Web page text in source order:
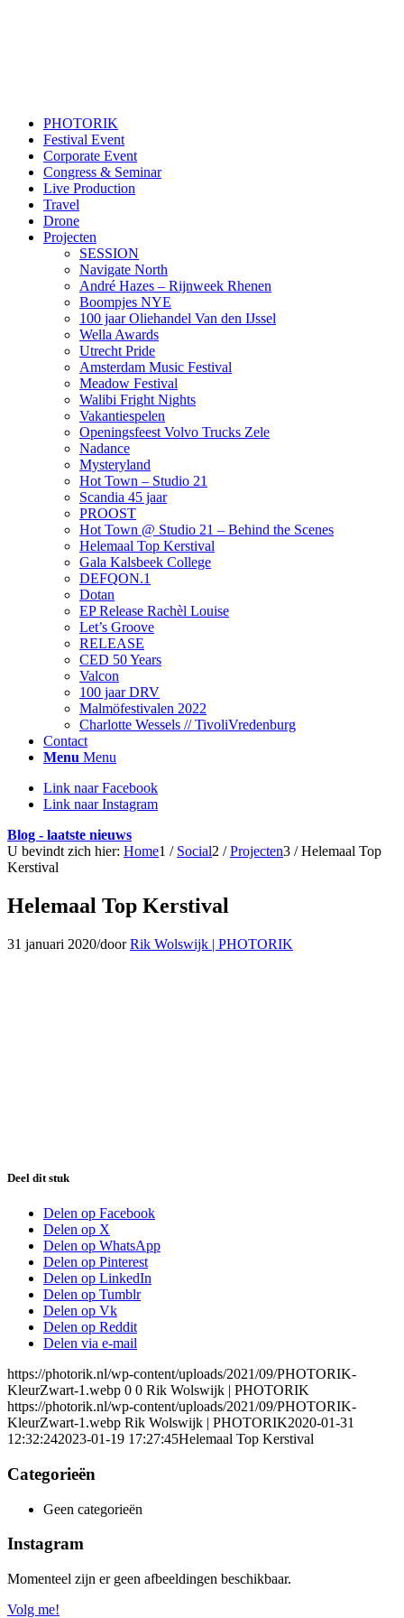
PHOTORIK
Festival Event
Corporate Event
Congress & Seminar
Live Production
Travel
Drone
Projecten
SESSION
Navigate North
André Hazes – Rijnweek Rhenen
Boompjes NYE
100 jaar Oliehandel Van den IJssel
Wella Awards
Utrecht Pride
Amsterdam Music Festival
Meadow Festival
Walibi Fright Nights
Vakantiespelen
Openingsfeest Volvo Trucks Zele
Nadance
Mysteryland
Hot Town – Studio 21
Scandia 45 jaar
PROOST
Hot Town @ Studio 21 – Behind the Scenes
Helemaal Top Kerstival
Gala Kalsbeek College
DEFQON.1
Dotan
EP Release Rachèl Louise
Let’s Groove
RELEASE
CED 50 Years
Valcon
100 jaar DRV
Malmöfestivalen 2022
Charlotte Wessels // TivoliVredenburg
Contact
Menu Menu
Link naar Facebook
Link naar Instagram
Blog - laatste nieuws
U bevindt zich hier: Home1 / Social2 / Projecten3 / Helemaal Top
Kerstival
Helemaal Top Kerstival
31 januari 2020/doorRik Wolswijk | PHOTORIK
Deel dit stuk
Delen op Facebook
Delen op X
Delen op WhatsApp
Delen op Pinterest
Delen op LinkedIn
Delen op Tumblr
Delen op Vk
Delen op Reddit
Delen via e-mail
https://photorik.nl/wp-content/uploads/2021/09/PHOTORIK-
KleurZwart-1.webp 0 0 Rik Wolswijk | PHOTORIK
https://photorik.nl/wp-content/uploads/2021/09/PHOTORIK-
KleurZwart-1.webp Rik Wolswijk | PHOTORIK2020-01-31
12:32:242023-01-19 17:27:45Helemaal Top Kerstival
Categorieën
Geen categorieën
Instagram
Momenteel zijn er geen afbeeldingen beschikbaar.
Volg me!